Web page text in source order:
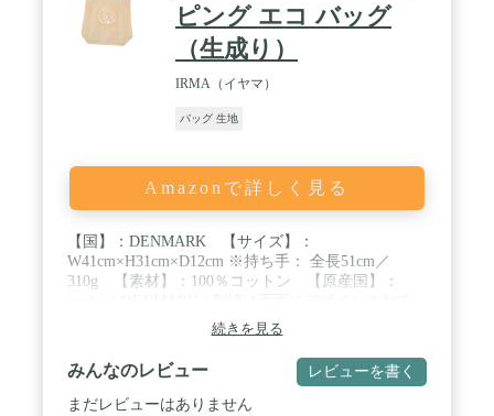
ピング エコ バッグ
（生成り）
IRMA（イヤマ）
バッグ 生地
Amazonで詳しく見る
【国】：DENMARK 【サイズ】：
W41cm×H31cm×D12cm ※持ち手： 全長51cm／
310g 【素材】：100％コットン 【原産国】：
います。 裏地や内外ポケットはございません。 洗
濯機をご利用いただけます。 / 本品は使用目的上、
高い完成度を追求し生産されたものではありませ
ん。 以下のコンディションが見られますが不良品で
はございません。 生糸の栽培から商品完成までエコ
続きを見る
みんなのレビュー レビューを書く
まだレビューはありません